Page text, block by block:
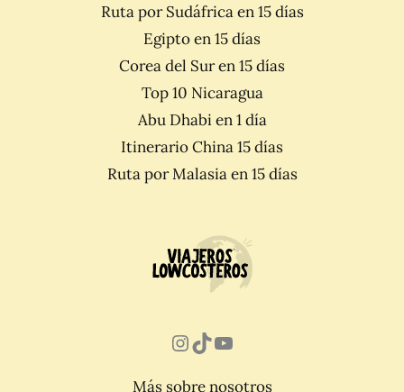
Ruta por Sudáfrica en 15 días
Egipto en 15 días
Corea del Sur en 15 días
Top 10 Nicaragua
Abu Dhabi en 1 día
Itinerario China 15 días
Ruta por Malasia en 15 días
Instagram
TikTok
YouTube
Más sobre nosotros